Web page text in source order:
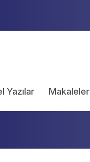
Yazılar Makaleler